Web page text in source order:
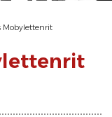
Mobylettenrit